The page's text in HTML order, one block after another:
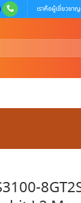
เราคือผู้เชี่ยวชา